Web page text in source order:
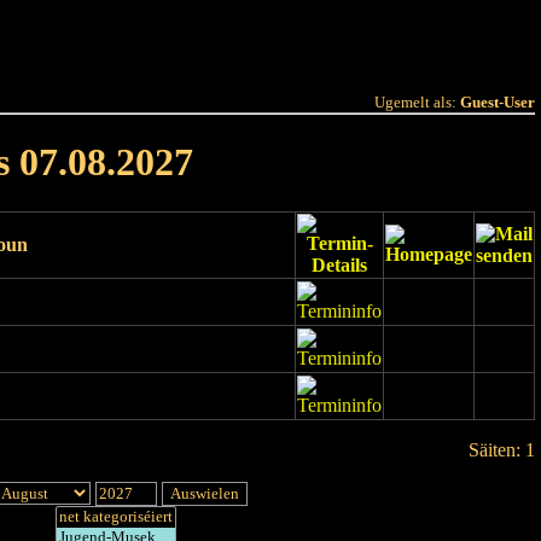
Ugemelt als: Guest-User
07.08.2027
Säiten: 1